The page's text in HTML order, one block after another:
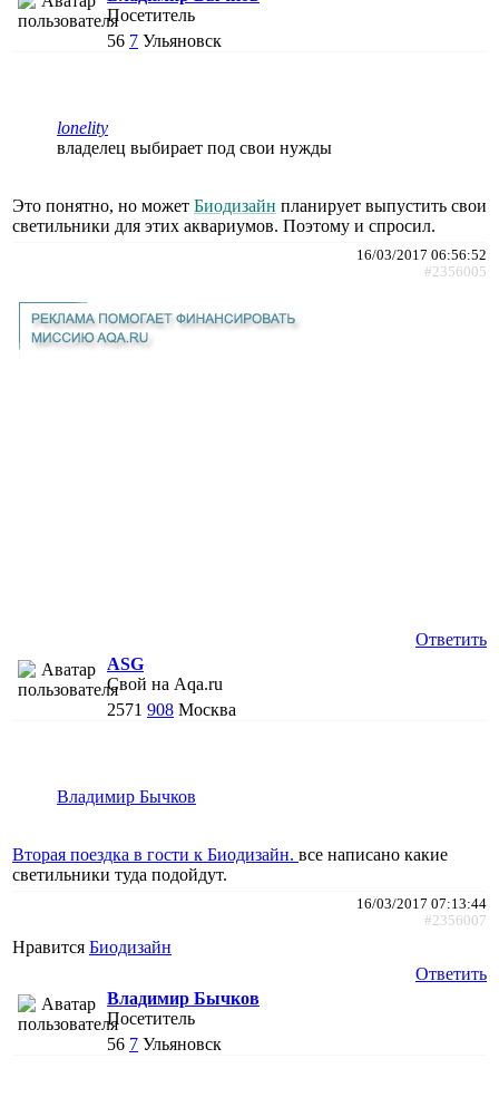
Посетитель
56 7 Ульяновск
lonelity
владелец выбирает под свои нужды
Это понятно, но может Биодизайн планирует выпустить свои
светильники для этих аквариумов. Поэтому и спросил.
16/03/2017 06:56:52
#2356005
Ответить
АSG
Свой на Aqa.ru
2571 908 Москва
Владимир Бычков
Вторая поездка в гости к Биодизайн. все написано какие
светильники туда подойдут.
16/03/2017 07:13:44
#2356007
Нравится Биодизайн
Ответить
Владимир Бычков
Посетитель
56 7 Ульяновск